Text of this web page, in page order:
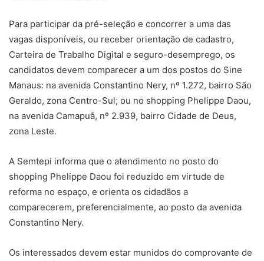
Para participar da pré-seleção e concorrer a uma das
vagas disponíveis, ou receber orientação de cadastro,
Carteira de Trabalho Digital e seguro-desemprego, os
candidatos devem comparecer a um dos postos do Sine
Manaus: na avenida Constantino Nery, nº 1.272, bairro São
Geraldo, zona Centro-Sul; ou no shopping Phelippe Daou,
na avenida Camapuã, nº 2.939, bairro Cidade de Deus,
zona Leste.
A Semtepi informa que o atendimento no posto do
shopping Phelippe Daou foi reduzido em virtude de
reforma no espaço, e orienta os cidadãos a
comparecerem, preferencialmente, ao posto da avenida
Constantino Nery.
Os interessados devem estar munidos do comprovante de